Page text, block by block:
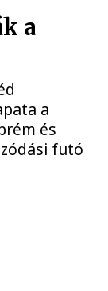
a
a
és
futó